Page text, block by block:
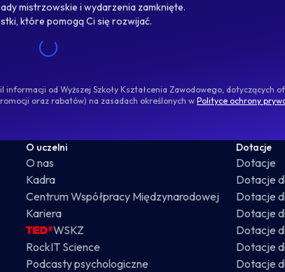
mistrzowskie i wydarzenia zamknięte.
które pomogą Ci się rozwijać.
od Wyższej Szkoły Kształcenia Zawodowego, dotyczących
oraz rabatów) na zasadach określonych w Polityce ochrony
O uczelni
O nas
Kadra
Centrum Współpracy Międzynarodowej
Kariera
WSKZ
RockIT Science
Podcasty psychologiczne
Dotacje
Dotacje
Dotacje
Dotacje
Dotacje
Dotacje
Dotacje
Dotacje